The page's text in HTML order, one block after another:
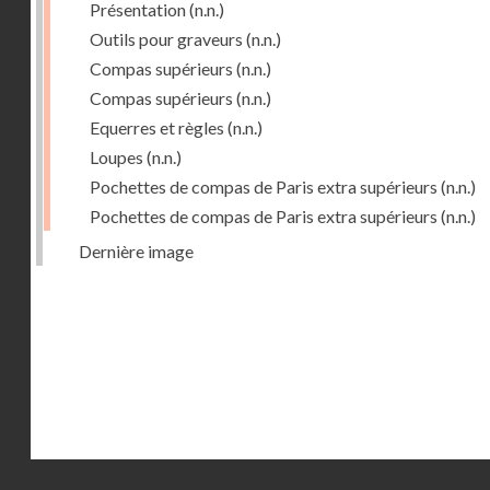
Présentation(n.n.)
Outils pour graveurs (n.n.)
Compas supérieurs (n.n.)
Compas supérieurs (n.n.)
Equerres et règles (n.n.)
Loupes (n.n.)
Pochettes de compas de Paris extra supérieurs (n.n.)
Pochettes de compas de Paris extra supérieurs (n.n.)
Dernière image